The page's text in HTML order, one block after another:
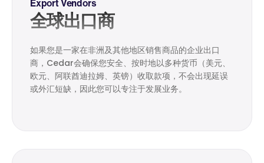
全球出口商
如果您是一家在非洲及其他地区销售商品的企业出口
商，Cedar会确保您安全、按时地以多种货币（美元、
欧元、阿联酋迪拉姆、英镑）收取款项，不会出现延误
或外汇短缺，因此您可以专注于发展业务。